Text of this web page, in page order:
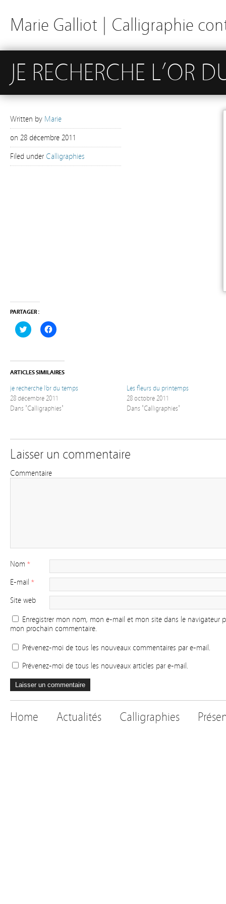
Marie Galliot | Calligraphie
JE RECHERCHE L’OR
Written by Marie
on 28 décembre 2011
Filed under Calligraphies
PARTAGER :
Cliquez
pour
dans
nouvelle
Cliquez
pour
dans
nouvelle
ARTICLES SIMILAIRES
je recherche l’or du temps
28 décembre 2011
Dans "Calligraphies"
Les fleurs du printemps
28 octobre 2011
Dans "Calligraphies"
Laisser un commentaire
Commentaire
Nom *
E-mail *
Site web
Enregistrer mon nom, mon e-mail et mon site dans le navigateur
mon prochain commentaire.
Prévenez-moi de tous les nouveaux commentaires par e-mail.
Prévenez-moi de tous les nouveaux articles par e-mail.
Home Actualités Calligraphies